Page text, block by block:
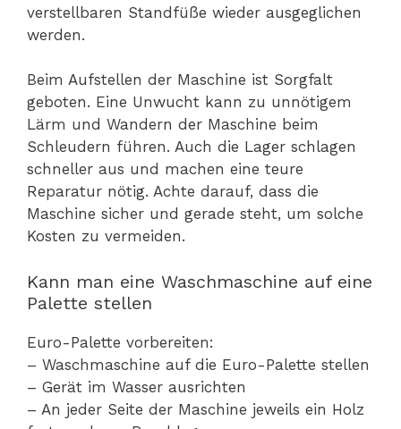
verstellbaren Standfüße wieder ausgeglichen
werden.
Beim Aufstellen der Maschine ist Sorgfalt
geboten. Eine Unwucht kann zu unnötigem
Lärm und Wandern der Maschine beim
Schleudern führen. Auch die Lager schlagen
schneller aus und machen eine teure
Reparatur nötig. Achte darauf, dass die
Maschine sicher und gerade steht, um solche
Kosten zu vermeiden.
Kann man eine Waschmaschine auf eine
Palette stellen
Euro-Palette vorbereiten:
– Waschmaschine auf die Euro-Palette stellen
– Gerät im Wasser ausrichten
– An jeder Seite der Maschine jeweils ein Holz